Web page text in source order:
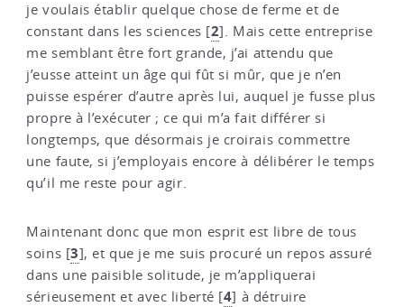
je voulais établir quelque chose de ferme et de
constant dans les sciences [2]. Mais cette entreprise
me semblant être fort grande, j’ai attendu que
j’eusse atteint un âge qui fût si mûr, que je n’en
puisse espérer d’autre après lui, auquel je fusse plus
propre à l’exécuter ; ce qui m’a fait différer si
longtemps, que désormais je croirais commettre
une faute, si j’employais encore à délibérer le temps
qu’il me reste pour agir.
Maintenant donc que mon esprit est libre de tous
soins [3], et que je me suis procuré un repos assuré
dans une paisible solitude, je m’appliquerai
sérieusement et avec liberté [4] à détruire